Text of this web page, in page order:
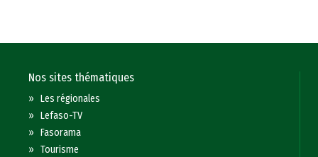
Nos sites thématiques
»Les régionales
»Lefaso-TV
»Fasorama
»Tourisme